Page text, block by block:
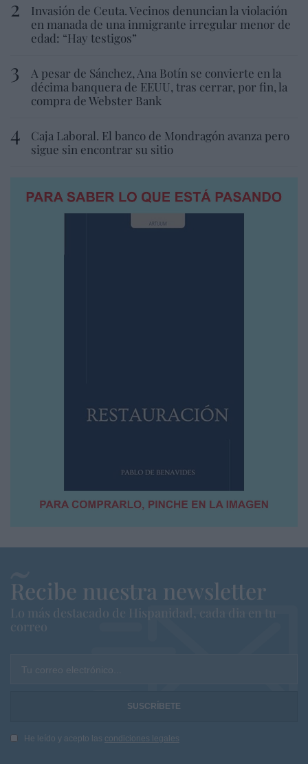
Invasión de Ceuta. Vecinos denuncian la violación
en manada de una inmigrante irregular menor de
edad: “Hay testigos”
A pesar de Sánchez, Ana Botín se convierte en la
décima banquera de EEUU, tras cerrar, por fin, la
compra de Webster Bank
Caja Laboral. El banco de Mondragón avanza pero
sigue sin encontrar su sitio
Recibe nuestra newsletter
Lo más destacado de Hispanidad, cada dia en tu
correo
Tu correo electrónico...
He leído y acepto las condiciones legales